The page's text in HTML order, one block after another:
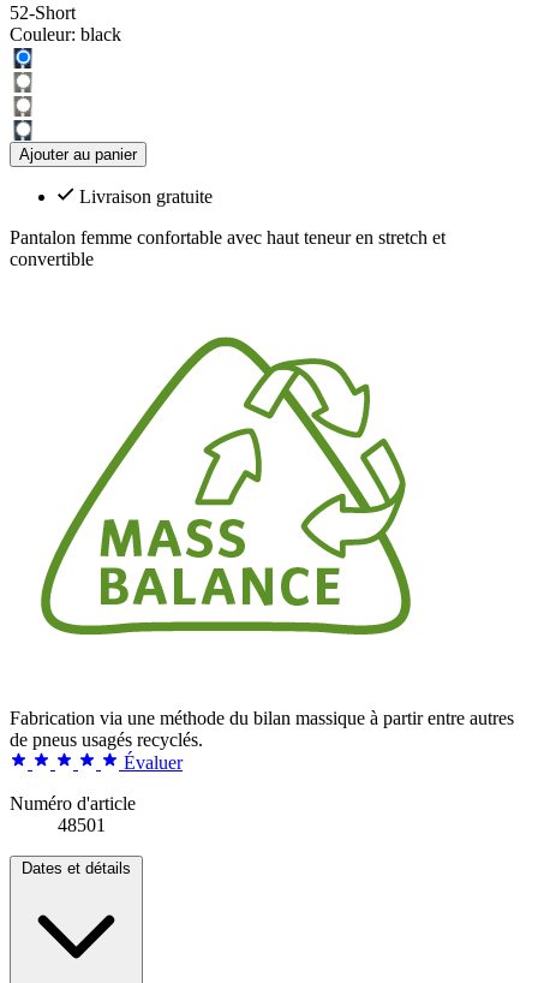
52-Short
Couleur: black
Ajouter au panier
Livraison gratuite
Pantalon femme confortable avec haut teneur en stretch et
convertible
Fabrication via une méthode du bilan massique à partir entre autres
de pneus usagés recyclés.
Évaluer
Numéro d'article
48501
Dates et détails